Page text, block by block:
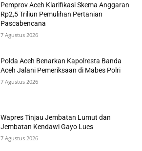
Pemprov Aceh Klarifikasi Skema Anggaran
Rp2,5 Triliun Pemulihan Pertanian
Pascabencana
7 Agustus 2026
Polda Aceh Benarkan Kapolresta Banda
Aceh Jalani Pemeriksaan di Mabes Polri
7 Agustus 2026
Wapres Tinjau Jembatan Lumut dan
Jembatan Kendawi Gayo Lues
7 Agustus 2026